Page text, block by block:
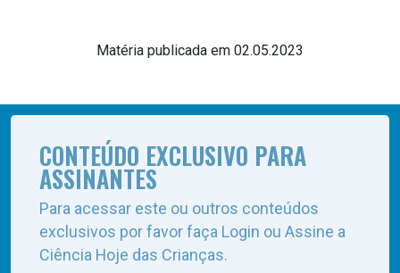
Matéria publicada em 02.05.2023
CONTEÚDO EXCLUSIVO PARA
ASSINANTES
Para acessar este ou outros conteúdos
exclusivos por favor faça Login ou Assine a
Ciência Hoje das Crianças.